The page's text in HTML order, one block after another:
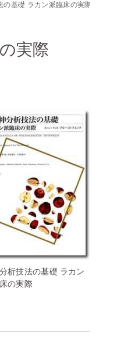
の基礎 ラカン派臨床の実際
実際
析技法の基礎 ラカン
の実際